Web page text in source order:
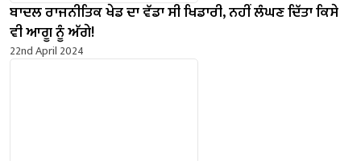
ਬਾਦਲ ਰਾਜਨੀਤਿਕ ਖੇਡ ਦਾ ਵੱਡਾ ਸੀ ਖਿਡਾਰੀ, ਨਹੀਂ ਲੰਘਣ ਦਿੱਤਾ ਕਿਸੇ
ਵੀ ਆਗੂ ਨੂੰ ਅੱਗੇ!
22nd April 2024